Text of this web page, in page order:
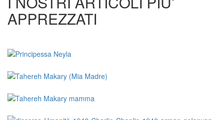
APPREZZATI